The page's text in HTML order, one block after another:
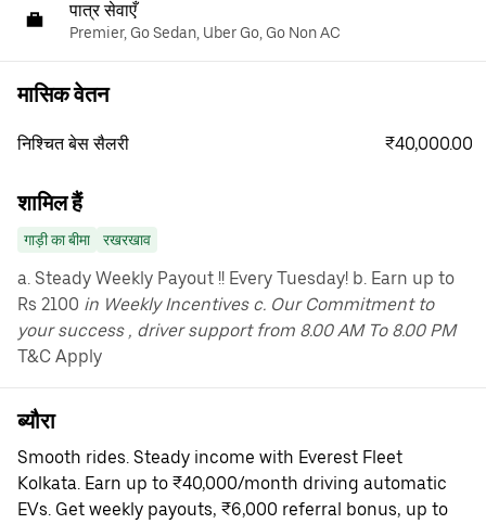
पात्र सेवाएँ
Premier, Go Sedan, Uber Go, Go Non AC
मासिक वेतन
निश्चित बेस सैलरी ₹40,000.00
शामिल हैं
गाड़ी का बीमा रखरखाव
a. Steady Weekly Payout !! Every Tuesday! b. Earn up to
Rs 2100 in Weekly Incentives c. Our Commitment to
your success , driver support from 8.00 AM To 8.00 PM
T&C Apply
ब्यौरा
Smooth rides. Steady income with Everest Fleet
Kolkata. Earn up to ₹40,000/month driving automatic
EVs. Get weekly payouts, ₹6,000 referral bonus, up to